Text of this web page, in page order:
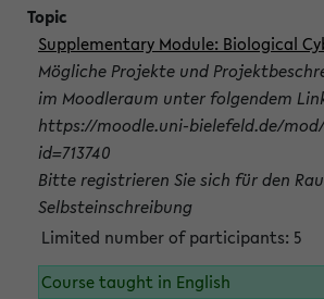
Supplementary Module: Biological
Mögliche Projekte und
im Moodleraum unter folgendem
https://moodle.uni-bielefeld.de/
id=713740
Bitte registrieren Sie sich für den
Selbsteinschreibung
Limited number of participants: 5
Course taught in English